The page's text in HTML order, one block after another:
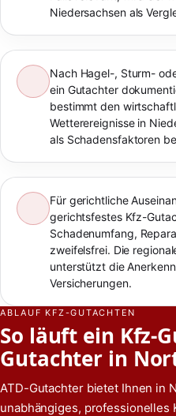
Niedersachsen als
Nach Hagel-, Sturm-
ein Gutachter
bestimmt den
Wetterereignisse in
als Schadensfaktoren
Für gerichtliche
gerichtsfestes Kfz-
Schadenumfang,
zweifelsfrei. Die
unterstützt die
Versicherungen.
ABLAUF KFZ-GUTACHTEN
So läuft ein Kfz-
Gutachter in
ATD-Gutachter bietet Ihnen in
unabhängiges, professionelles